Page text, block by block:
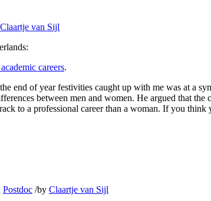
Claartje van Sijl
careers.
end of year festivities caught up with me was at a
between men and women. He argued that
to a professional career than a woman. If you think
Postdoc /by Claartje van Sijl